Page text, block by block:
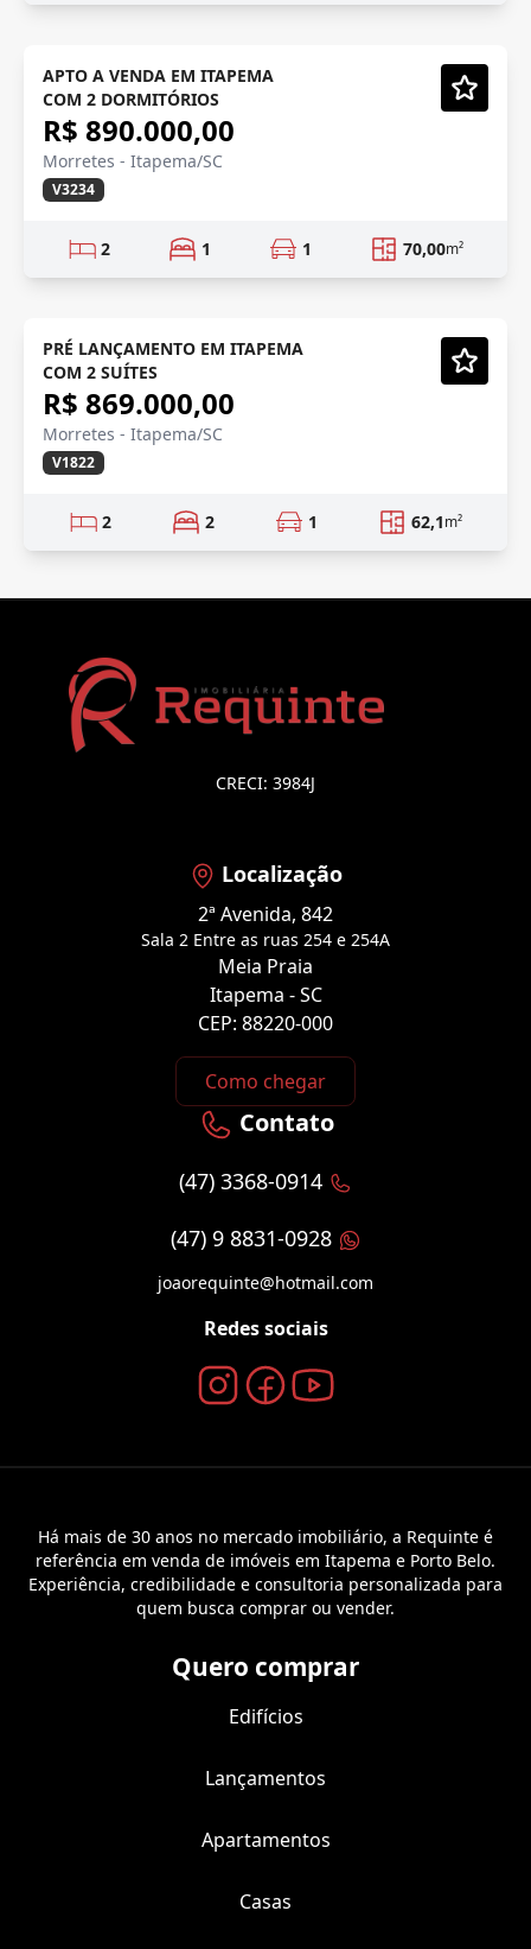
INVESTIMENTO
Vídeo
Em Construção
APTO A VENDA EM ITAPEMA
COM 2 DORMITÓRIOS
R$ 890.000,00
Morretes - Itapema/SC
V3234
2 1 1 70,00m²
INVESTIMENTO
Vídeo
Lançamento
PRÉ LANÇAMENTO EM ITAPEMA
COM 2 SUÍTES
R$ 869.000,00
Morretes - Itapema/SC
V1822
2 2 1 62,1m²
CRECI: 3984J
Localização
2ª Avenida, 842
Sala 2 Entre as ruas 254 e 254A
Meia Praia
Itapema - SC
CEP: 88220-000
Como chegar
Contato
(47) 3368-0914
(47) 9 8831-0928
joaorequinte@hotmail.com
Redes sociais
Há mais de 30 anos no mercado imobiliário, a Requinte é
referência em venda de imóveis em Itapema e Porto Belo.
Experiência, credibilidade e consultoria personalizada para
quem busca comprar ou vender.
Quero comprar
Edifícios
Lançamentos
Apartamentos
Casas